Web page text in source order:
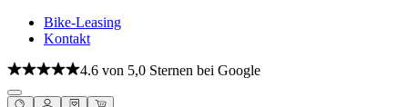
Bike-Leasing
Kontakt
4.6 von 5,0 Sternen bei Google